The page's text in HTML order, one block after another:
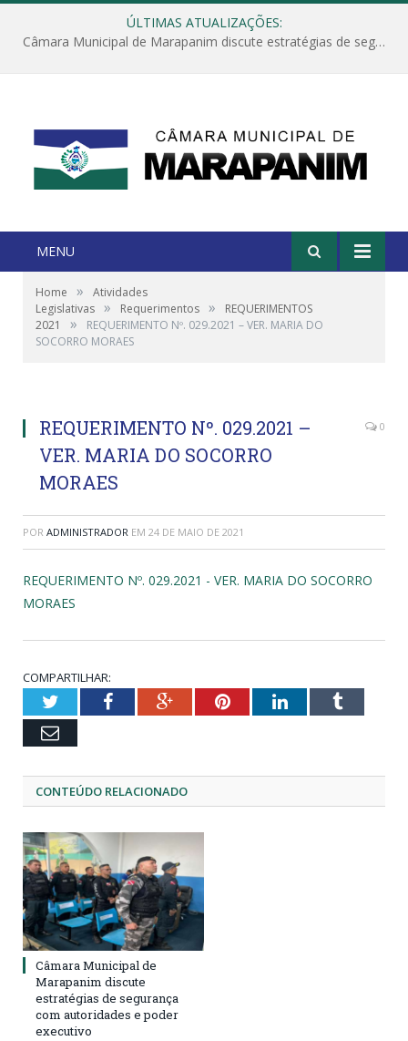
ÚLTIMAS ATUALIZAÇÕES:
Câmara Municipal de Marapanim discute estratégias de segurança com autoridades e poder executivo
MENU
Home »
Atividades
Legislativas » Requerimentos »
REQUERIMENTOS
2021
»
REQUERIMENTO Nº. 029.2021 – VER. MARIA DO
SOCORRO MORAES
REQUERIMENTO Nº. 029.2021 –
VER. MARIA DO SOCORRO
MORAES
0
POR ADMINISTRADOR EM 24 DE MAIO DE 2021
REQUERIMENTO Nº. 029.2021 - VER. MARIA DO SOCORRO
MORAES
COMPARTILHAR:
TwitterFacebookGoogle+PinterestLinkedInTumblr
Email
CONTEÚDO RELACIONADO
Câmara Municipal de
Marapanim discute
estratégias de segurança
com autoridades e poder
executivo